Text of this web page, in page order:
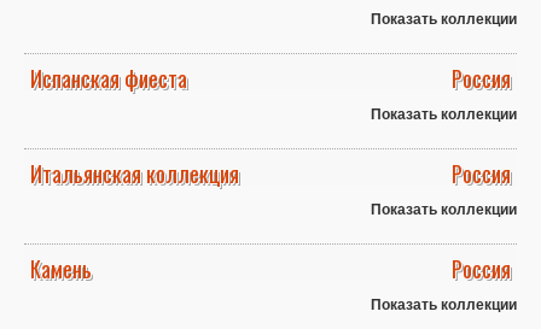
Показать коллекции
Испанская фиеста Россия
Показать коллекции
Итальянская коллекция Россия
Показать коллекции
Камень Россия
Показать коллекции